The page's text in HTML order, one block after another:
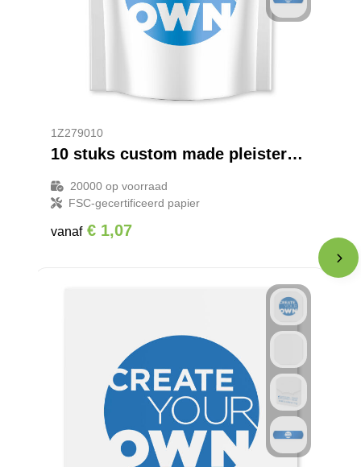
1Z279010
10 stuks custom made pleisters met full colour bedrukt papieren zakje
20000op voorraad
FSC-gecertificeerd papier
vanaf € 1,07